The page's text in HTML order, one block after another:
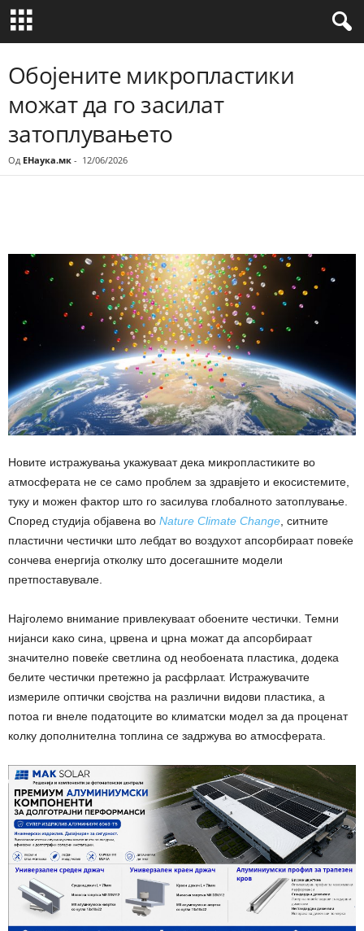
Обојените микропластики
можат да го засилат
затоплувањето
Од ЕНаука.мк - 12/06/2026
Новите истражувања укажуваат дека микропластиките во
атмосферата не се само проблем за здравјето и екосистемите,
туку и можен фактор што го засилува глобалното затоплување.
Според студија објавена во Nature Climate Change , ситните
пластични честички што лебдат во воздухот апсорбираат повеќе
сончева енергија отколку што досегашните модели
претпоставувале.
Најголемо внимание привлекуваат обоените честички. Темни
нијанси како сина, црвена и црна можат да апсорбираат
значително повеќе светлина од необоената пластика, додека
белите честички претежно ја расфрлаат. Истражувачите
измериле оптички својства на различни видови пластика, а
потоа ги внеле податоците во климатски модел за да проценат
колку дополнителна топлина се задржува во атмосферата.